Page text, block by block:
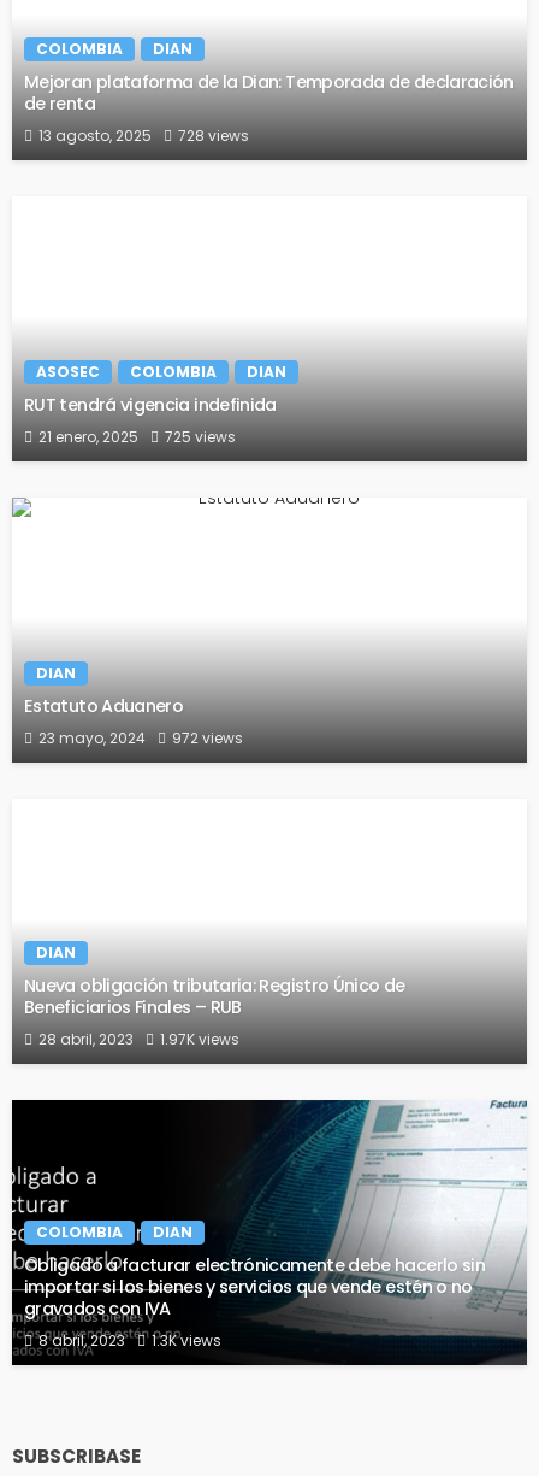
COLOMBIA DIAN
Mejoran plataforma de la Dian: Temporada de declaración
de renta
13 agosto, 2025 728 views
ASOSEC COLOMBIA DIAN
RUT tendrá vigencia indefinida
21 enero, 2025 725 views
DIAN
Estatuto Aduanero
23 mayo, 2024 972 views
DIAN
Nueva obligación tributaria: Registro Único de
Beneficiarios Finales – RUB
28 abril, 2023 1.97K views
COLOMBIA DIAN
Obligado a facturar electrónicamente debe hacerlo sin
importar si los bienes y servicios que vende estén o no
gravados con IVA
8 abril, 2023 1.3K views
SUBSCRIBASE